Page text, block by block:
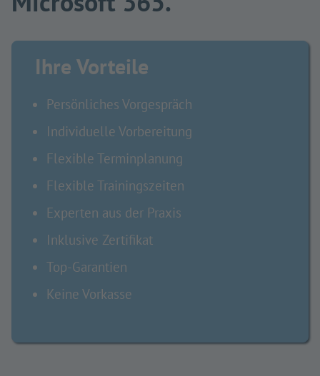
Ihre Vorteile
Persönliches Vorgespräch
Individuelle Vorbereitung
Flexible Terminplanung
Flexible Trainingszeiten
Experten aus der Praxis
Inklusive Zertifikat
Top-Garantien
Keine Vorkasse